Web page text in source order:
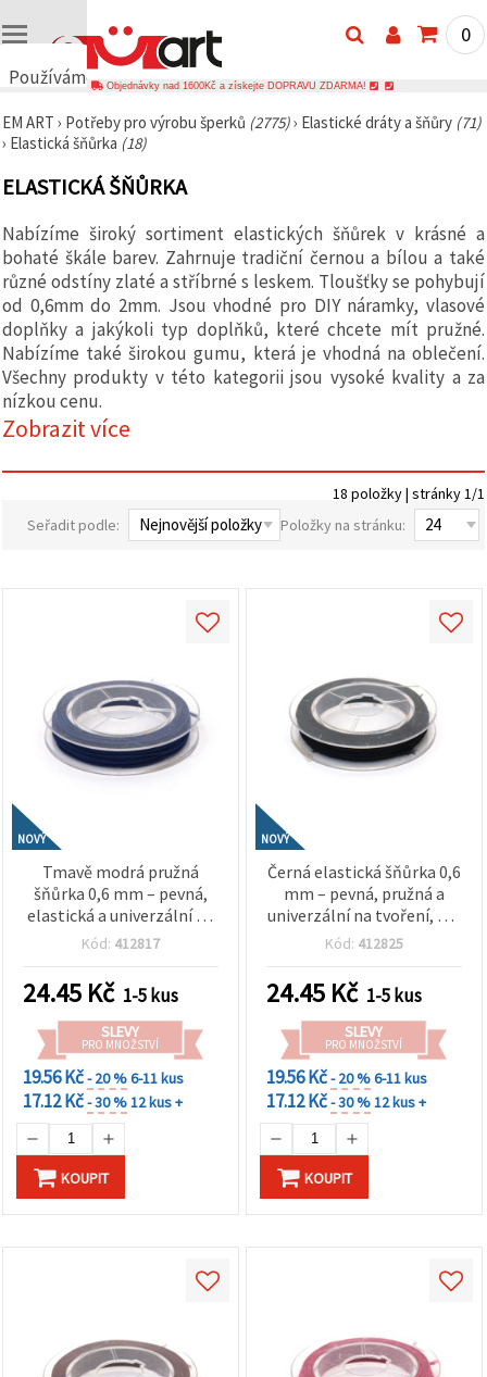
Používáme
🍪
Používáme
podobné
technologie,
zajistili
správné
fungování
webu,
zlepšili vaše
prostředí
při jeho
používání a
s vaším
souhlasem
analyzovali
návštěvnost
relevantnější
to i s
použitím
cookies
kliknutím
vše!" Nebo
můžete
uvést své
preference v
Nastavení
výběrem
daného
typu
"Uložit"
Přijmout
vše
Nastavení
0
Objednávky nad 1600Kč a získejte DOPRAVU ZDARMA!
EM ART › Potřeby pro výrobu šperků (2775)› Elastické dráty a šňůry (71)
› Elastická šňůrka (18)
ELASTICKÁ ŠŇŮRKA
Nabízíme široký sortiment elastických šňůrek v krásné a
bohaté škále barev. Zahrnuje tradiční černou a bílou a také
různé odstíny zlaté a stříbrné s leskem. Tloušťky se pohybují
od 0,6mm do 2mm. Jsou vhodné pro DIY náramky, vlasové
doplňky a jakýkoli typ doplňků, které chcete mít pružné.
Nabízíme také širokou gumu, která je vhodná na oblečení.
Všechny produkty v této kategorii jsou vysoké kvality a za
nízkou cenu.
Zobrazit více
18 položky | stránky 1/1
Seřadit podle:
Položky na stránku:
NOVÝ
Tmavě modrá pružná
šňůrka 0,6 mm – pevná,
elastická a univerzální na
tvoření, cca 10 m (role)
Kód: 412817
24.45 Kč 1-5 kus
SLEVY
PRO MNOŽSTVÍ
19.56 Kč- 20 %6-11 kus
17.12 Kč- 30 %12 kus +
KOUPIT
NOVÝ
Černá elastická šňůrka 0,6
mm – pevná, pružná a
univerzální na tvoření, cca
10 m role
Kód: 412825
24.45 Kč 1-5 kus
SLEVY
PRO MNOŽSTVÍ
19.56 Kč- 20 %6-11 kus
17.12 Kč- 30 %12 kus +
KOUPIT